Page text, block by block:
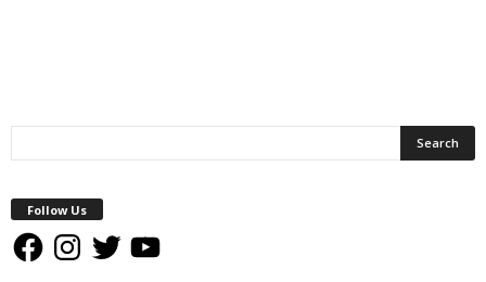
Follow Us
FacebookInstagram
Twitter YouTube